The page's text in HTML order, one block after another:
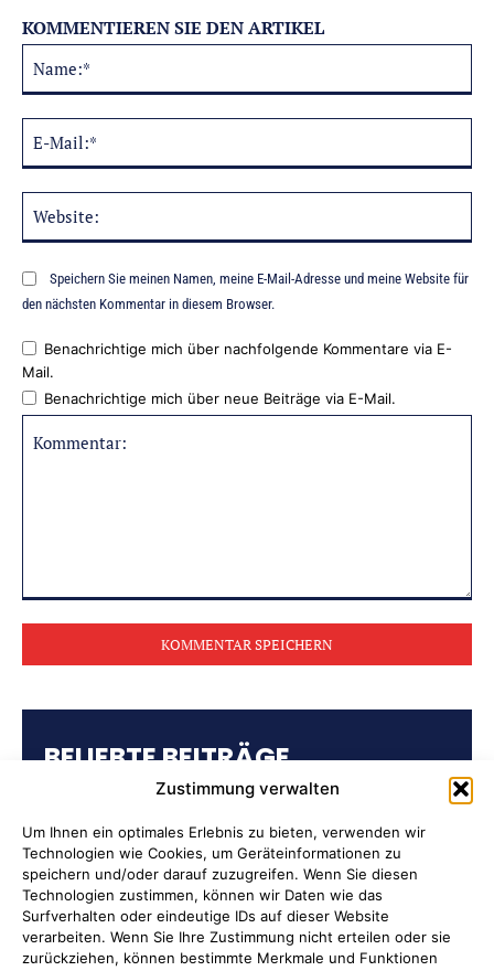
Zustimmung verwalten
Um Ihnen ein optimales Erlebnis zu bieten, verwenden wir
Technologien wie Cookies, um Geräteinformationen zu
speichern und/oder darauf zuzugreifen. Wenn Sie diesen
Technologien zustimmen, können wir Daten wie das
Surfverhalten oder eindeutige IDs auf dieser Website
verarbeiten. Wenn Sie Ihre Zustimmung nicht erteilen oder sie
zurückziehen, können bestimmte Merkmale und Funktionen
KOMMENTIEREN SIE DEN ARTIKEL
Speichern Sie meinen Namen, meine E-Mail-Adresse und meine Website für
den nächsten Kommentar in diesem Browser.
Benachrichtige mich über nachfolgende Kommentare via E-
Mail.
Benachrichtige mich über neue Beiträge via E-Mail.
BELIEBTE BEITRÄGE
Kulturring Attendorn präsentiert
Kultursaison 2026/2027
„Oli radelt“… am 10. August nach
Attendorn